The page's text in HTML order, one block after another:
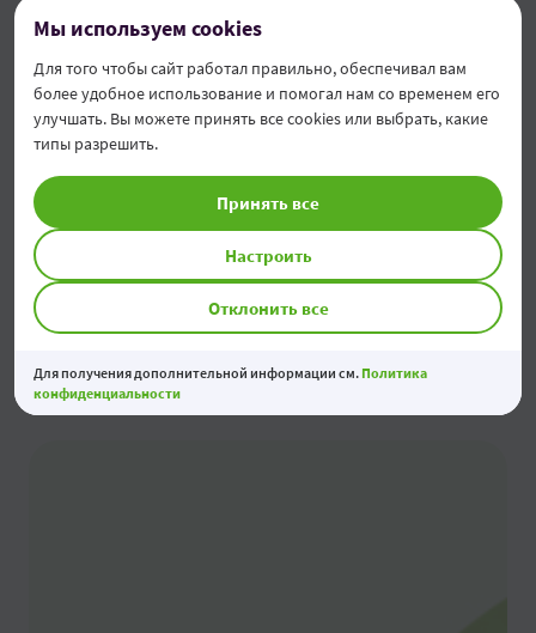
Финансирование до 100% стоимости
приобретения
Срок до 84 месяцев
Каникулы до 9 месяцев
Узнать больше
Мы используем cookies
Для того чтобы сайт работал правильно, обеспечивал вам
более удобное использование и помогал нам со временем его
улучшать. Вы можете принять все cookies или выбрать, какие
типы разрешить.
Отклонить все
Настроить
Принять все
Для получения дополнительной информации см. Политика
конфиденциальности